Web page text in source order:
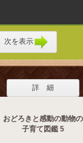
次を表示
詳 細
おどろきと感動の動物の
子育て図鑑 5